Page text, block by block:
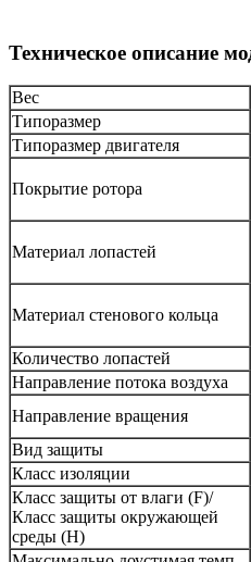
Техническое описание
Вес
Типоразмер
Типоразмер двигателя
Покрытие ротора
Материал лопастей
Материал стенового кольца
Количество лопастей
Направление потока воздуха
Направление вращения
Вид защиты
Класс изоляции
Класс защиты от влаги (F)/
Класс защиты окружающей
среды (H)